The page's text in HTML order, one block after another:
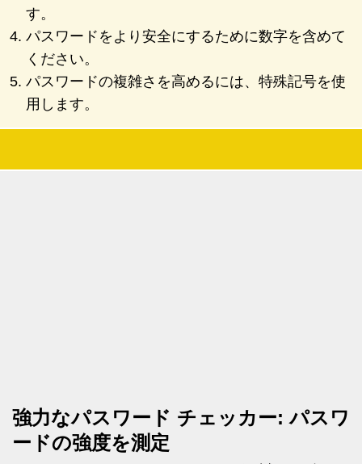
す。
パスワードをより安全にするために数字を含めて
ください。
パスワードの複雑さを高めるには、特殊記号を使
用します。
強力なパスワード チェッカー: パスワ
ードの強度を測定